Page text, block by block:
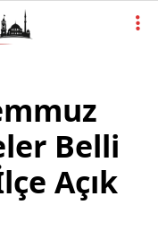
Belli
Açık